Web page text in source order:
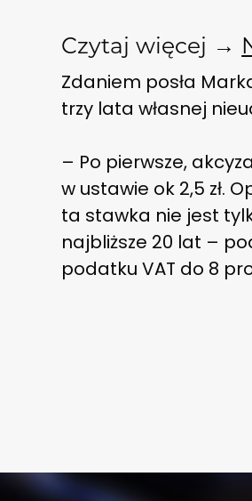
Czytaj więcej →
Zdaniem posła
trzy lata własnej
– Po pierwsze,
w ustawie ok 2,5 zł.
ta stawka nie jest
najbliższe 20 lat –
podatku VAT do 8